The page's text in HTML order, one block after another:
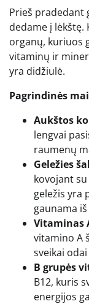
Prieš pradedant
dedame į lėkštę.
organų, kuriuos
vitaminų ir
yra didžiulė.
Pagrindinės
Aukštos
lengvai
raumenų
Geležies
kovojant
geležis yra
gaunama
Vitaminas
vitamino A
sveikai
B grupės
B12, kuris
energijos